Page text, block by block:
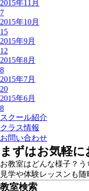
2015年11月
7
2015年10月
15
2015年9月
12
2015年8月
8
2015年7月
20
2015年6月
8
スクール紹介
クラス情報
お問い合わせ
まずはお気軽に
お教室はどんな様子？
見学や体験レッスンも随
教室検索